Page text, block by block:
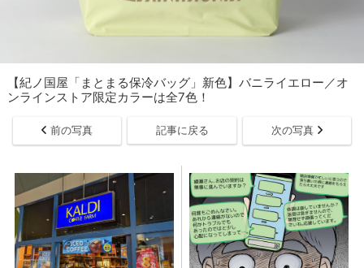
【紀ノ国屋「まとまる保冷バッグ」新色】バニライエロー／オ
ンラインストア限定カラーは全7色！
前の写真 記事に戻る 次の写真